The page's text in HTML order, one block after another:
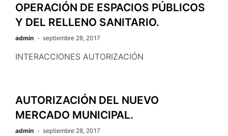
OPERACIÓN DE ESPACIOS PÚBLICOS
Y DEL RELLENO SANITARIO.
admin septiembre 28, 2017
INTERACCIONES AUTORIZACIÓN
AUTORIZACIÓN DEL NUEVO
MERCADO MUNICIPAL.
admin septiembre 28, 2017